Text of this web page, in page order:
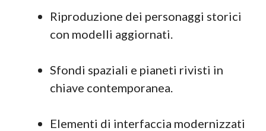
Riproduzione dei personaggi storici
con modelli aggiornati.
Sfondi spaziali e pianeti rivisti in
chiave contemporanea.
Elementi di interfaccia modernizzati